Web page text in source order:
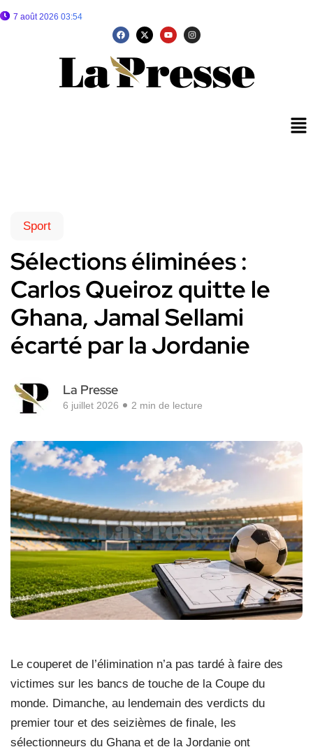
7 août 2026 03:54
Sport
Sélections éliminées :
Carlos Queiroz quitte le
Ghana, Jamal Sellami
écarté par la Jordanie
La Presse
6 juillet 2026 2 min de lecture
Le couperet de l’élimination n’a pas tardé à faire des
victimes sur les bancs de touche de la Coupe du
monde. Dimanche, au lendemain des verdicts du
premier tour et des seizièmes de finale, les
sélectionneurs du Ghana et de la Jordanie ont